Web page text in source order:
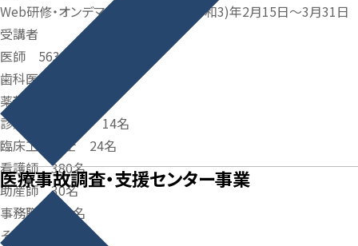
医療事故調査・支援センター事業
Web研修・オンデマンド配信：2021(令和3)年2月15日～3月31日
受講者
医師 563名
歯科医師 13名
薬剤師 38名
診療放射線技師 14名
臨床工学技士 24名
看護師 380名
助産師 30名
事務職 109名
その他 33名